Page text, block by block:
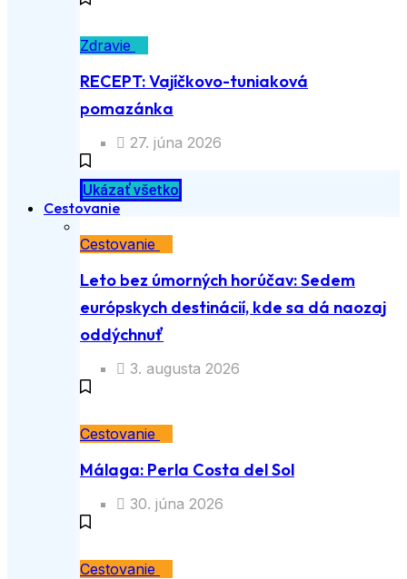
Zdravie
RECEPT: Vajíčkovo-tuniaková
pomazánka
27. júna 2026
Ukázať všetko
Cestovanie
Cestovanie
Leto bez úmorných horúčav: Sedem
európskych destinácií, kde sa dá naozaj
oddýchnuť
3. augusta 2026
Cestovanie
Málaga: Perla Costa del Sol
30. júna 2026
Cestovanie